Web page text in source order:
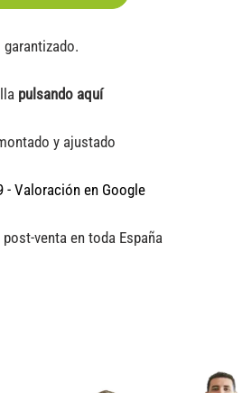
pulsando aquí
y ajustado
- Valoración en Google
venta en toda España